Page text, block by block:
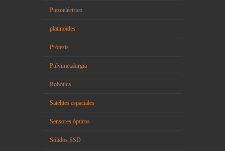
Piezoeléctrico
platinoides
Prótesis
Pulvimetalurgia
Robótica
Satélites espaciales
Sensores ópticos
Sólidos SSD